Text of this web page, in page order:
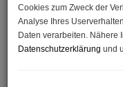
Cookies zum Zweck der
Analyse Ihres
Daten verarbeiten. Nähere
Datenschutzerklärung und